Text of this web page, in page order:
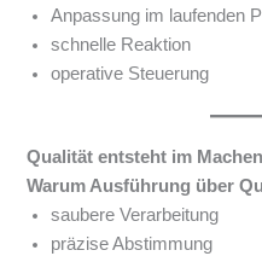
Anpassung im laufenden
schnelle Reaktion
operative Steuerung
Qualität entsteht im
Warum Ausführung über
saubere Verarbeitung
präzise Abstimmung